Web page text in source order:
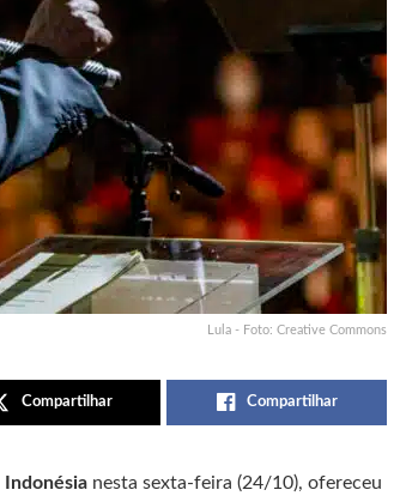
Lula - Foto: Creative Commons
Compartilhar Compartilhar
Indonésia nesta sexta-feira (24/10), ofereceu